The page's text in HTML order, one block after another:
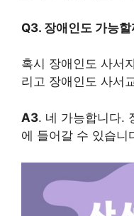
Q3. 장애인도 가능
혹시 장애인도 사서
리고 장애인도 사서
A3. 네 가능합니다.
에 들어갈 수 있습니